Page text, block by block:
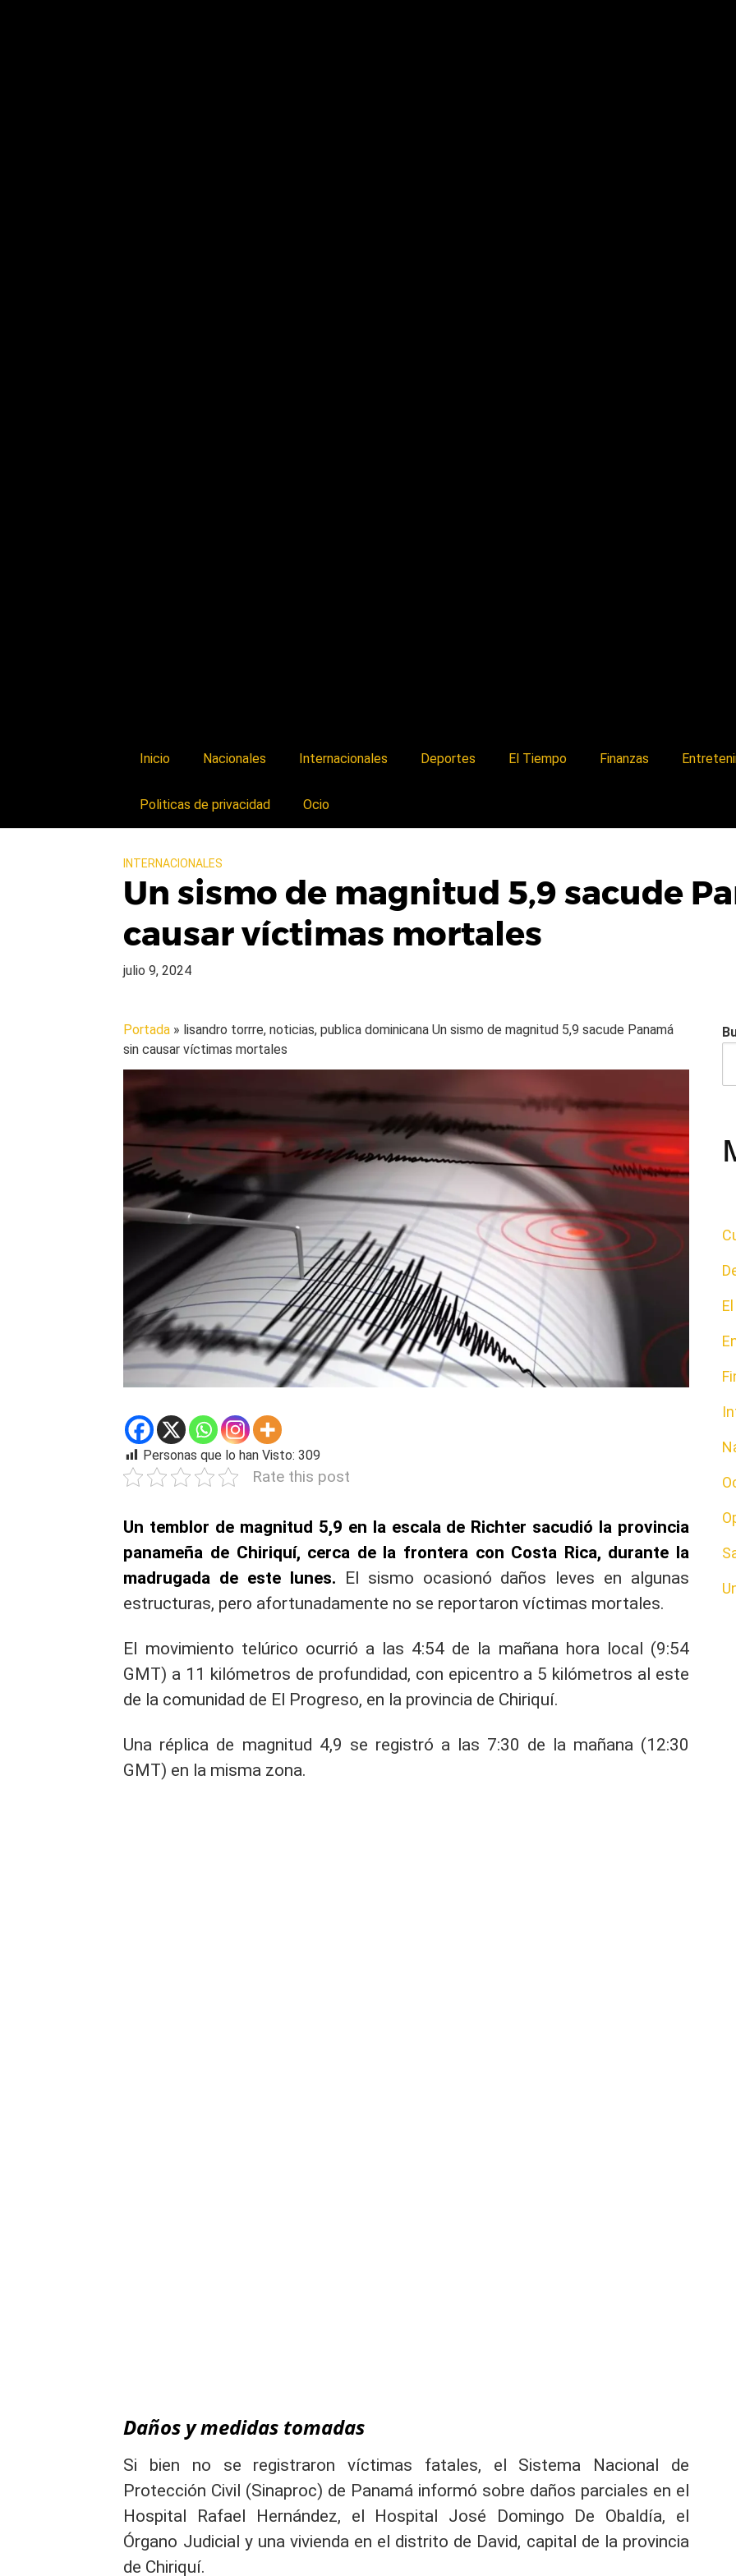
Inicio Nacionales Internacionales Deportes El Tiempo Finanzas
Politicas de privacidad Ocio
INTERNACIONALES
Un sismo de magnitud 5,9 sacude
causar víctimas mortales
julio 9, 2024
Portada » lisandro torrre, noticias, publica dominicanaUn sismo de magnitud 5,9 sacude Panamá
sin causar víctimas mortales
Personas que lo han Visto: 309
Rate this post
Un temblor de magnitud 5,9 en la escala de Richter sacudió la provincia
panameña de Chiriquí, cerca de la frontera con Costa Rica, durante la
madrugada de este lunes. El sismo ocasionó daños leves en algunas
estructuras, pero afortunadamente no se reportaron víctimas mortales.
El movimiento telúrico ocurrió a las 4:54 de la mañana hora local (9:54
GMT) a 11 kilómetros de profundidad, con epicentro a 5 kilómetros al este
de la comunidad de El Progreso, en la provincia de Chiriquí.
Una réplica de magnitud 4,9 se registró a las 7:30 de la mañana (12:30
GMT) en la misma zona.
Daños y medidas tomadas
Si bien no se registraron víctimas fatales, el Sistema Nacional de
Protección Civil (Sinaproc) de Panamá informó sobre daños parciales en el
Hospital Rafael Hernández, el Hospital José Domingo De Obaldía, el
Órgano Judicial y una vivienda en el distrito de David, capital de la provincia
de Chiriquí.